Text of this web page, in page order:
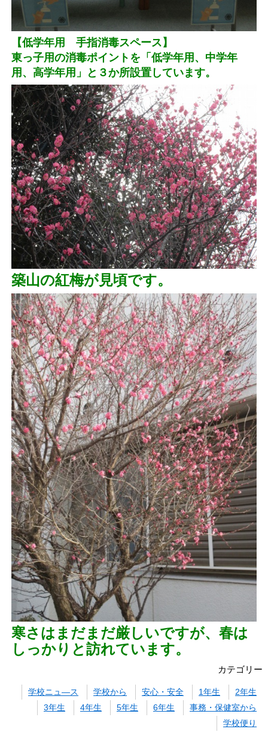
【低学年用 手指消毒スペース】
東っ子用の消毒ポイントを「低学年用、中学年
用、高学年用」と３か所設置しています。
築山の紅梅が見頃です。
寒さはまだまだ厳しいですが、春は
しっかりと訪れています。
カテゴリー
学校ニュ―ス 学校から 安心・安全 1年生
2年生
3年生
4年生 5年生 6年生
事務・保健室から
学校便り